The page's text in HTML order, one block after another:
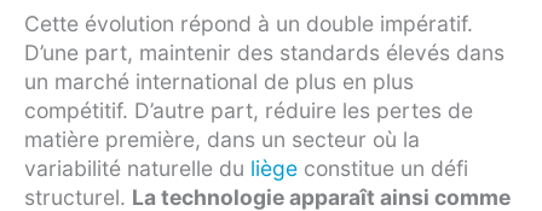
Cette évolution répond à un double impératif.
D’une part, maintenir des standards élevés dans
un marché international de plus en plus
compétitif. D’autre part, réduire les pertes de
matière première, dans un secteur où la
variabilité naturelle du liège constitue un défi
structurel. La technologie apparaît ainsi comme